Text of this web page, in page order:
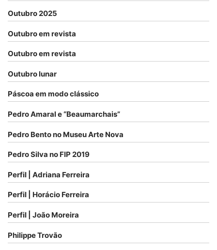
Outubro 2025
Outubro em revista
Outubro em revista
Outubro lunar
Páscoa em modo clássico
Pedro Amaral e “Beaumarchais”
Pedro Bento no Museu Arte Nova
Pedro Silva no FIP 2019
Perfil | Adriana Ferreira
Perfil | Horácio Ferreira
Perfil | João Moreira
Philippe Trovão